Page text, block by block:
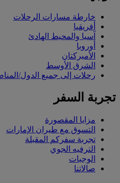
خارطة مسارات الرحلات
أفريقيا
آسيا والمحيط الهادئ
أوروبا
الأميركتان
الشرق الأوسط
رحلات إلى جميع الدول/
تجربة السفر
مزايا المقصورة
التسوق مع طيران الإمارات
تجربة سفركم المقبلة
الترفيه الجوي
الوجبات
صالاتنا